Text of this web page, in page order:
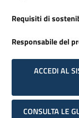
Requisiti di
Responsabile del
ACCEDI AL
CONSULTA LE